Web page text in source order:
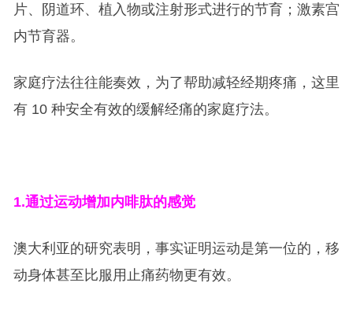
片、阴道环、植入物或注射形式进行的节育；激素宫
内节育器。
家庭疗法往往能奏效，为了帮助减轻经期疼痛，这里
有 10 种安全有效的缓解经痛的家庭疗法。
1.通过运动增加内啡肽的感觉
澳大利亚的研究表明，事实证明运动是第一位的，移
动身体甚至比服用止痛药物更有效。